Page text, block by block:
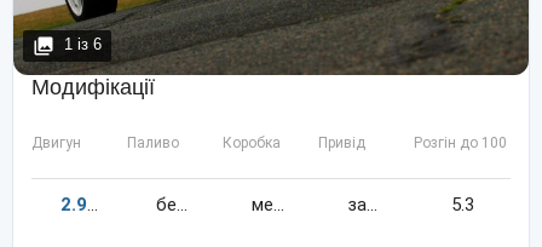
1 із 6
Модифікації
Двигун Паливо Коробка Привід Розгін до 100 км/
2.9260 бензин механіка задній 5.3